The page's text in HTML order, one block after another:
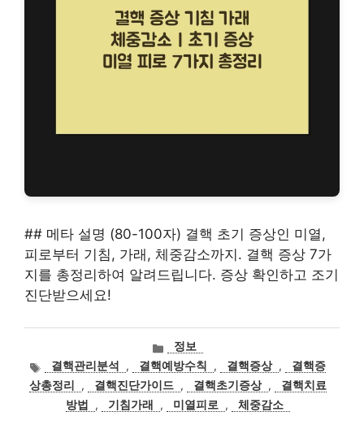
## 메타 설명 (80-100자) 결핵 초기 증상인 미열,
피로부터 기침, 가래, 체중감소까지. 결핵 증상 7가
지를 총정리하여 알려드립니다. 증상 확인하고 조기
진단받으세요!
카
테
고
리
정보
태
그
결핵관리분석 , 결핵예방수칙 , 결핵증상 ,
결핵증
상총정리
, 결핵진단가이드 , 결핵초기증상 ,
결핵치료
방법
, 기침가래 , 미열피로 , 체중감소